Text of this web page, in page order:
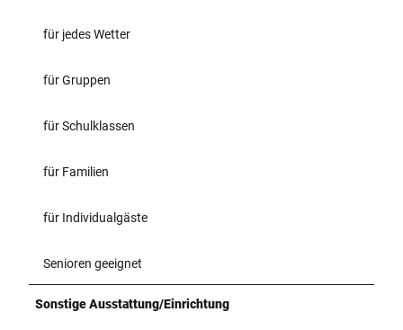
für jedes Wetter
für Gruppen
für Schulklassen
für Familien
für Individualgäste
Senioren geeignet
Sonstige Ausstattung/Einrichtung